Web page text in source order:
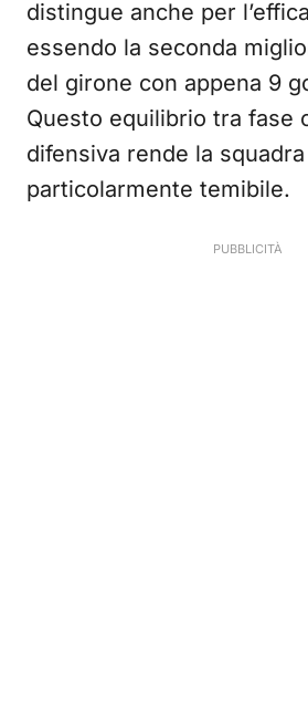
distingue anche per
essendo la seconda
del girone con appena 9
Questo equilibrio tra fase
difensiva rende la
particolarmente temibile.